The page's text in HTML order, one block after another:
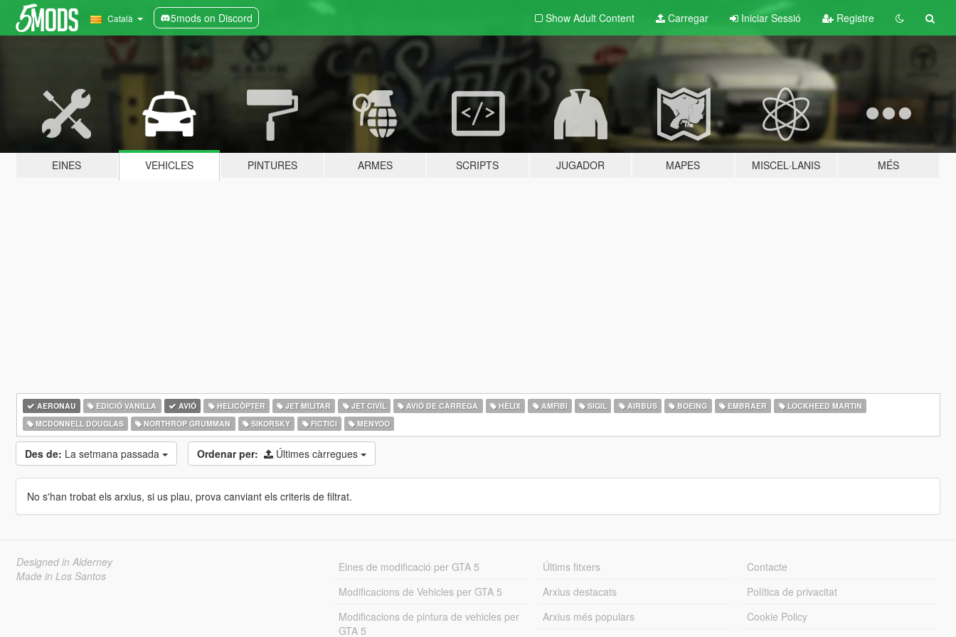
Català 5mods on Discord Show Adult Content Carregar Iniciar Sessió Registre
EINES VEHICLES PINTURES ARMES SCRIPTS JUGADOR MAPES MISCEL·LANIS MÉS
AERONAU EDICIÓ VANILLA AVIÓ HELICÒPTER JET MILITAR JET CIVÍL AVIÓ DE CÀRREGA HÈLIX AMFIBI SIGIL AIRBUS BOEING EMBRAER
LOCKHEED MARTIN
MCDONNELL DOUGLAS
NORTHROP GRUMMAN SIKORSKY FICTICI MENYOO
Des de: La setmana passada Ordenar per: Últimes càrregues
No s'han trobat els arxius, si us plau, prova canviant els criteris de filtrat.
Designed in Alderney
Made in Los Santos
Eines de modificació per GTA 5
Modificacions de Vehicles per GTA 5
Modificacions de pintura de vehicles per
GTA 5
Últims fitxers
Arxius destacats
Arxius més populars
Contacte
Política de privacitat
Cookie Policy